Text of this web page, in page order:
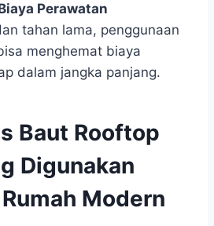
Perawatan
tahan lama, penggunaan
menghemat biaya
dalam jangka panjang.
Baut Rooftop
Digunakan
Modern